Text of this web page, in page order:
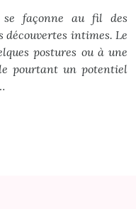
se façonne au fil des
découvertes intimes. Le
postures ou à une
pourtant un potentiel